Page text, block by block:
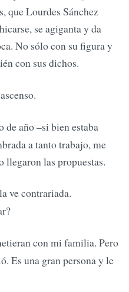
que Lourdes Sánchez
se agiganta y da
No sólo con su figura y
con sus dichos.
año –si bien estaba
a tanto trabajo, me
llegaron las propuestas.
ve contrariada.
con mi familia. Pero
Es una gran persona y le